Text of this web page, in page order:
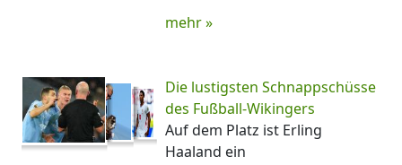
mehr »
Die lustigsten Schnappschüsse
des Fußball-Wikingers
Auf dem Platz ist Erling
Haaland ein